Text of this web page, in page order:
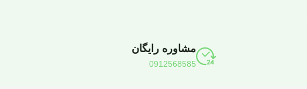
مشاوره رایگان
0912568585